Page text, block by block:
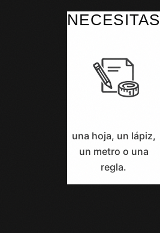
NECESITAS
una hoja, un lápiz,
un metro o una
regla.